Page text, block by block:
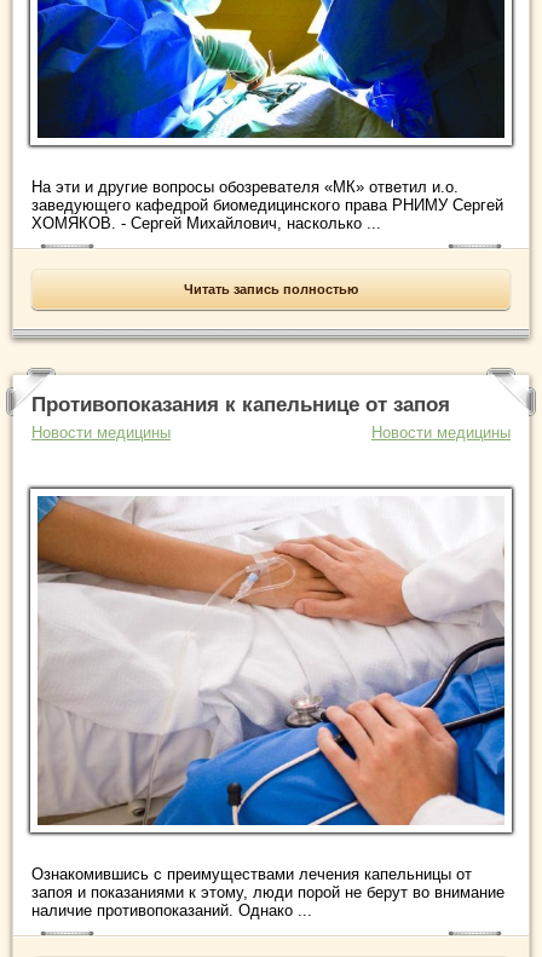
На эти и другие вопросы обозревателя «МК» ответил и.о.
заведующего кафедрой биомедицинского права РНИМУ Сергей
ХОМЯКОВ. - Сергей Михайлович, насколько ...
Читать запись полностью
Противопоказания к капельнице от запоя
Новости медицины Новости медицины
Ознакомившись с преимуществами лечения капельницы от
запоя и показаниями к этому, люди порой не берут во внимание
наличие противопоказаний. Однако ...